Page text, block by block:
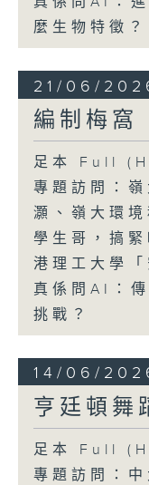
麼生物特徵？
21/06/
編制梅窩
足本 Full
專題訪問：
灝、嶺大環
學生哥，搞
港理工大學「
真係問AI：
挑戰？
14/06/
亨廷頓舞
足本 Full
專題訪問：